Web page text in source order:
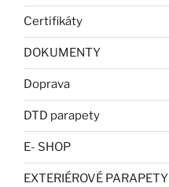
Certifikáty
DOKUMENTY
Doprava
DTD parapety
E- SHOP
EXTERIÉROVÉ PARAPETY